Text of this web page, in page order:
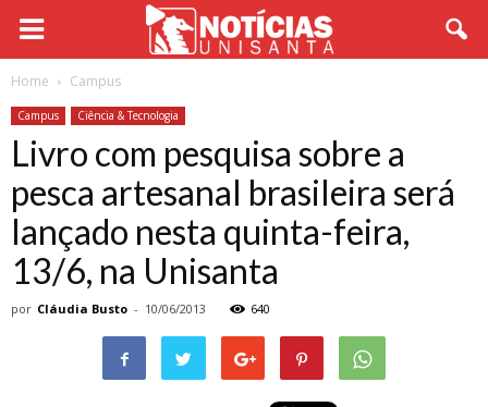
Home Campus
Campus Ciência & Tecnologia
Livro com pesquisa sobre a
pesca artesanal brasileira será
lançado nesta quinta-feira,
13/6, na Unisanta
por Cláudia Busto - 10/06/2013 640